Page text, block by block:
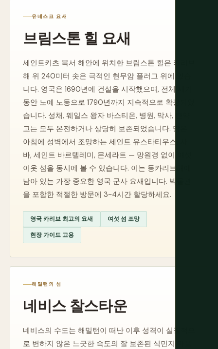
유네스코 요새
브림스톤 힐 요새
세인트키츠 북서 해안에 위치한 브림스톤 힐은 카리브
해 위 240미터 솟은 극적인 현무암 플러그 위에 있습
니다. 영국은 1690년에 건설을 시작했으며, 전체 세기
동안 노예 노동으로 1790년까지 지속적으로 확장되었
습니다. 성채, 웨일스 왕자 바스티온, 병원, 막사, 탄약
고는 모두 온전하거나 상당히 보존되었습니다. 맑은
아침에 성벽에서 조망하는 세인트 유스타티우스, 사
바, 세인트 바르텔레미, 몬세라트 — 망원경 없이 여섯
이웃 섬을 동시에 볼 수 있습니다. 이는 동카리브해에
남아 있는 가장 중요한 영국 군사 요새입니다. 박물관
을 포함한 적절한 방문에 3~4시간 할당하세요.
영국 카리브 최고의 요새 여섯 섬 조망
현장 가이드 고용
해밀턴의 섬
네비스 찰스타운
네비스의 수도는 해밀턴이 떠난 이후 성격이 실질적으
로 변하지 않은 느긋한 속도의 잘 보존된 식민지 마을